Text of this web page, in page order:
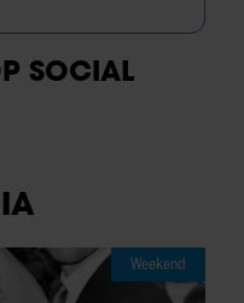
SOCIAL
Weekend